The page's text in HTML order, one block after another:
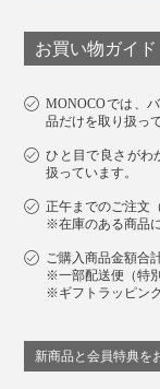
お買い物ガイド
MONOCOでは、
品だけを取り扱っ
ひと目で良さがわ
扱っています。
正午までのご注文
※在庫のある商品
ご購入商品金額合
※一部配送便（特
※ギフトラッピン
新商品と会員特典を